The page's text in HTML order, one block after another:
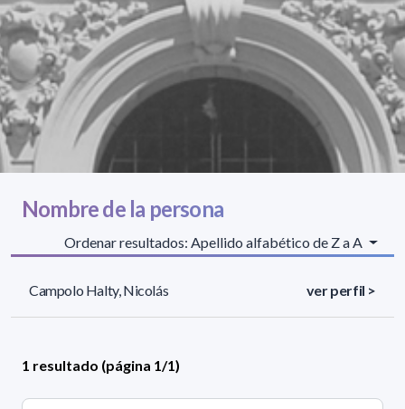
Nombre de la persona
Ordenar resultados: Apellido alfabético de Z a A
Campolo Halty, Nicolás ver perfil >
1 resultado (página 1/1)